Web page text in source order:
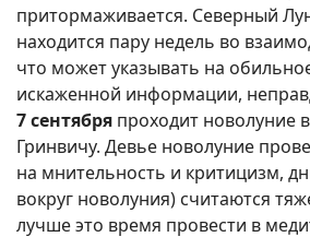
притормаживается. Северный
находится пару недель во
что может указывать на
искаженной информации,
7 сентября проходит новолуние
Гринвичу. Девье новолуние
на мнительность и критицизм,
вокруг новолуния) считаются
лучше это время провести в